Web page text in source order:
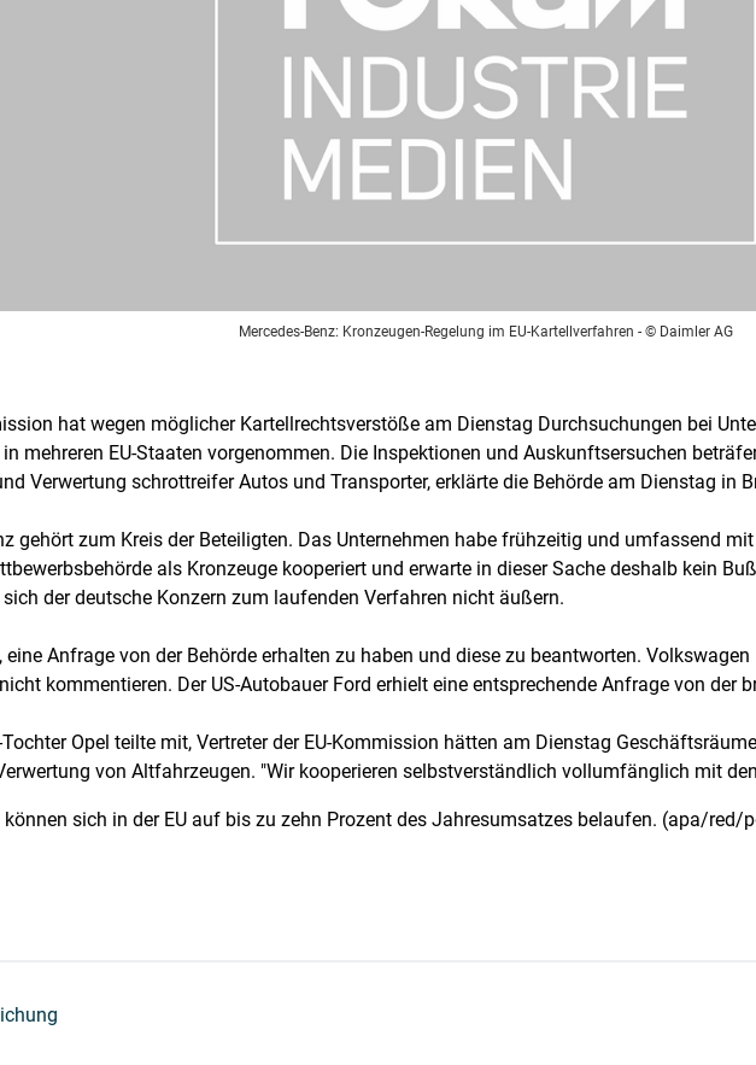
Mercedes-Benz: Kronzeugen-Regelung im EU-Kartellverfahren - © Daimler AG
hat wegen möglicher Kartellrechtsverstöße am Dienstag Durchsuchungen bei
mehreren EU-Staaten vorgenommen. Die Inspektionen und Auskunftsersuchen
Verwertung schrottreifer Autos und Transporter, erklärte die Behörde am Dienstag in
gehört zum Kreis der Beteiligten. Das Unternehmen habe frühzeitig und umfassend
als Kronzeuge kooperiert und erwarte in dieser Sache deshalb kein
der deutsche Konzern zum laufenden Verfahren nicht äußern.
eine Anfrage von der Behörde erhalten zu haben und diese zu beantworten.
kommentieren. Der US-Autobauer Ford erhielt eine entsprechende Anfrage von der
Opel teilte mit, Vertreter der EU-Kommission hätten am Dienstag
von Altfahrzeugen. "Wir kooperieren selbstverständlich vollumfänglich mit
sich in der EU auf bis zu zehn Prozent des Jahresumsatzes belaufen. (apa/red/